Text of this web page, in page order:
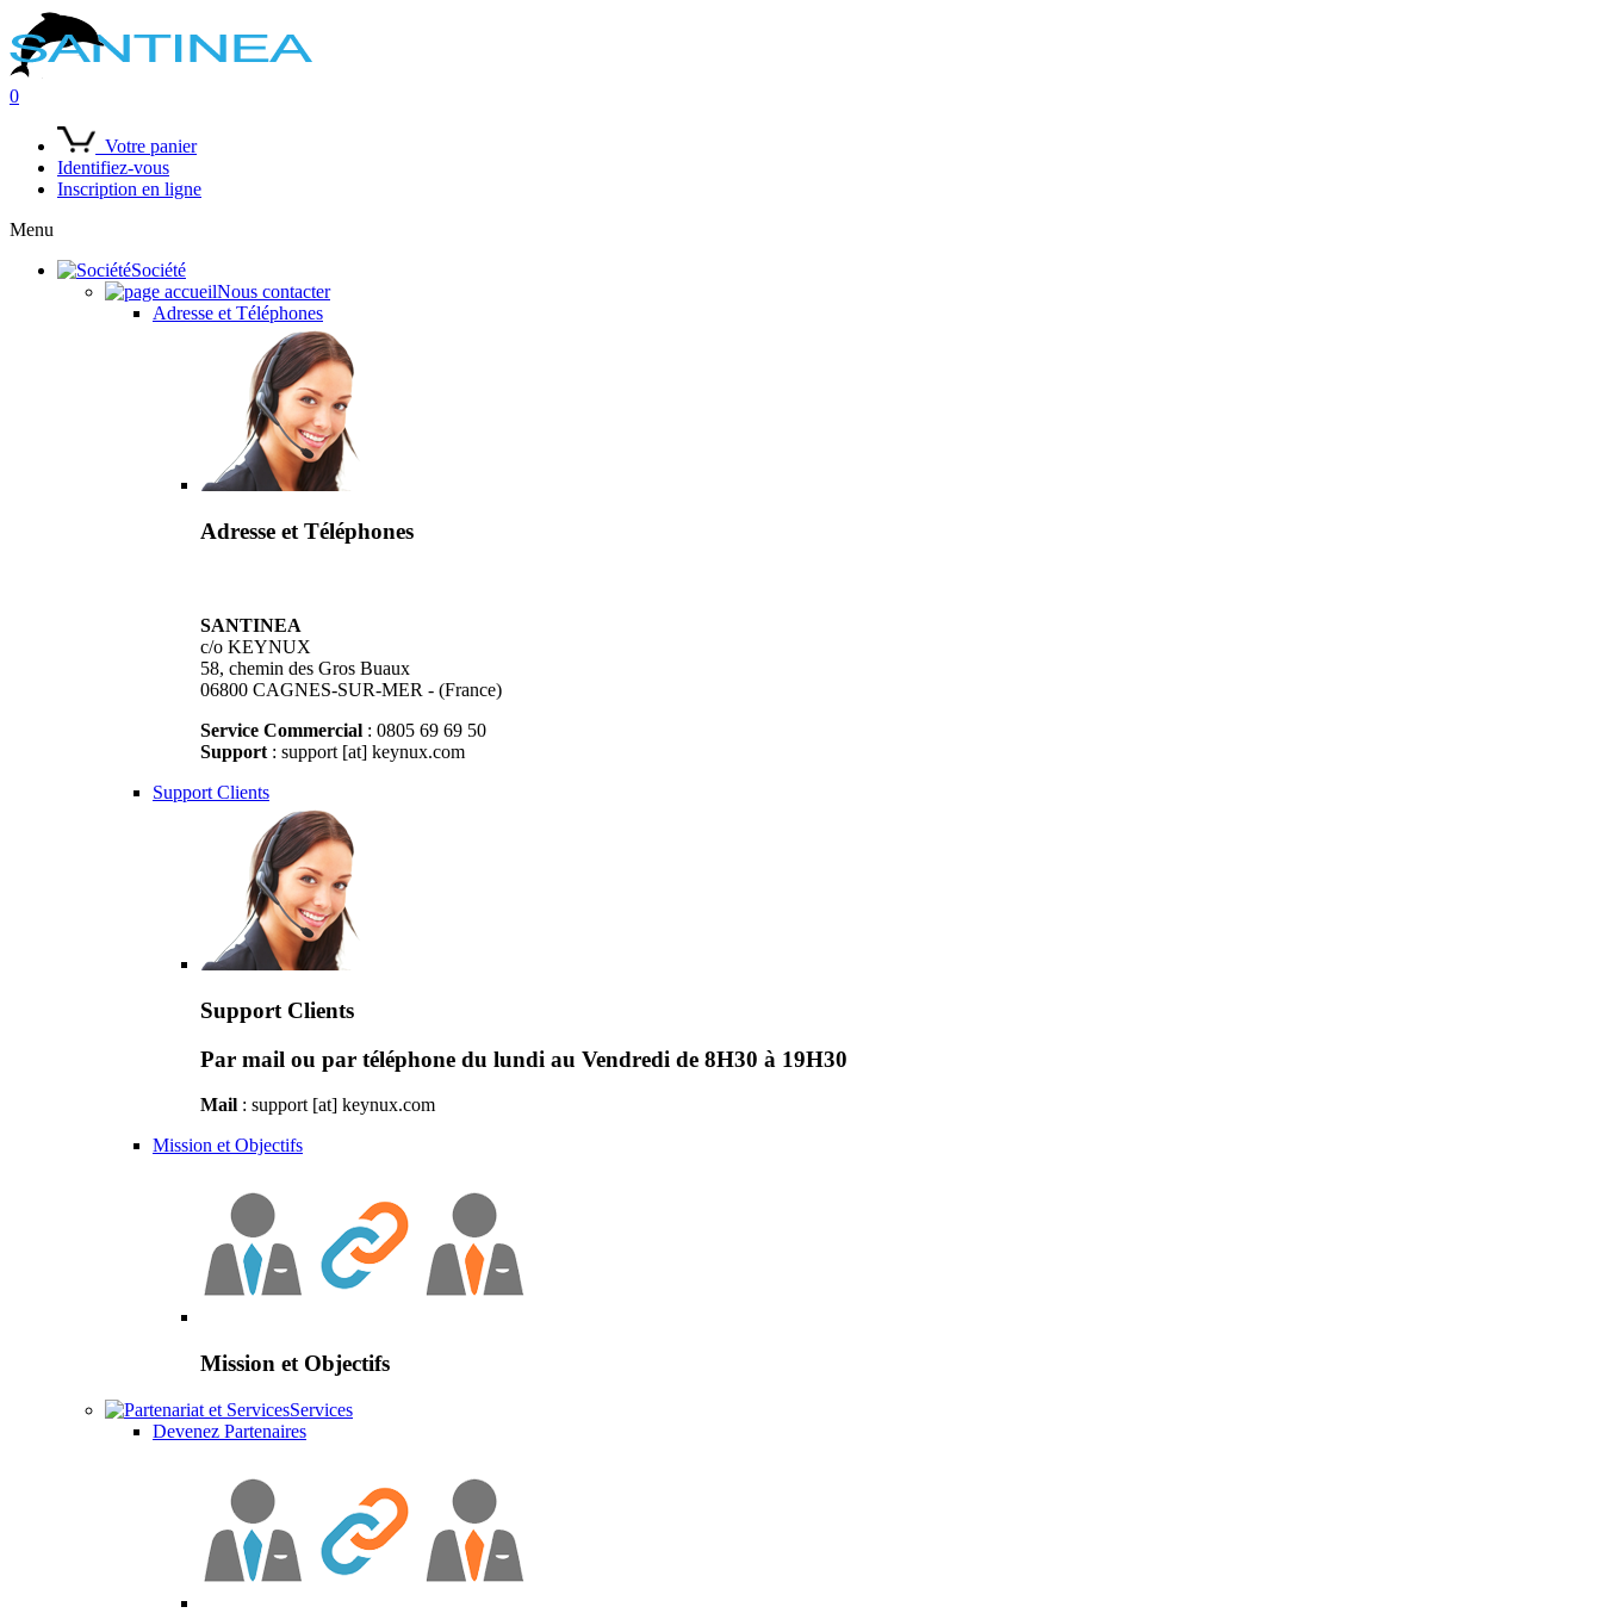
0
Votre panier
Identifiez-vous
Inscription en ligne
Menu
Société
Nous contacter
Adresse et Téléphones
Adresse et Téléphones
SANTINEA
c/o KEYNUX
58, chemin des Gros Buaux
06800 CAGNES-SUR-MER - (France)
Service Commercial : 0805 69 69 50
Support : support [at] keynux.com
Support Clients
Support Clients
Par mail ou par téléphone du lundi au Vendredi de 8H30 à 19H30
Mail : support [at] keynux.com
Mission et Objectifs
Mission et Objectifs
Services
Devenez Partenaires